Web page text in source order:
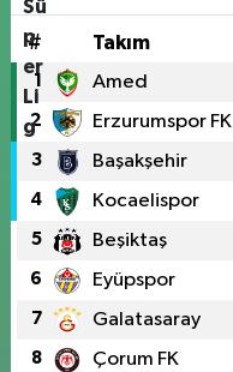
# Takım
1 Amed
2 Erzurumspor FK
3 Başakşehir
4 Kocaelispor
5 Beşiktaş
6 Eyüpspor
7 Galatasaray
8 Çorum FK